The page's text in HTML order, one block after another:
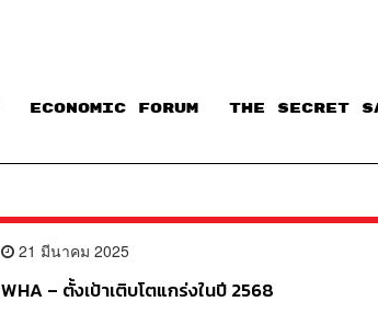
ECONOMIC FORUM THE SECRET
21 มีนาคม 2025
WHA – ตั้งเป้าเติบโตแกร่งในปี 2568